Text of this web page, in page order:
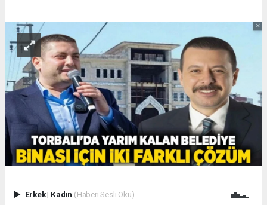
Erkek| Kadın (Haberi Sesli Oku)